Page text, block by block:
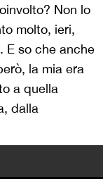
Non lo
molto, ieri,
E so che anche
la mia era
a quella
dalla